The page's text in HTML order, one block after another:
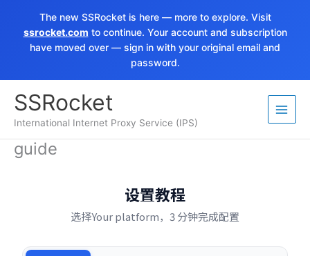
The new SSRocket is here — more to explore. Visit
ssrocket.com to continue. Your account and subscription
have moved over — sign in with your original email and
password.
content
SSRocket
International Internet Proxy Service (IPS)
guide
设置教程
选择Your platform，3 分钟完成配置